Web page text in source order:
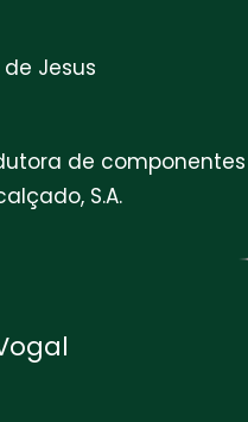
Jesus
de componentes
S.A.